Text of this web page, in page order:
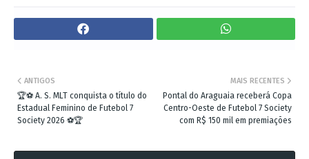
MAIS RECENTES
Pontal do Araguaia receberá Copa
Centro-Oeste de Futebol 7 Society
com R$ 150 mil em premiações
ANTIGOS
🏆⚽ A. S. MLT conquista o título do
Estadual Feminino de Futebol 7
Society 2026 ⚽🏆